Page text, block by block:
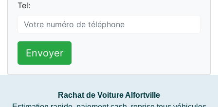
Tel:
Envoyer
Rachat de Voiture Alfortville